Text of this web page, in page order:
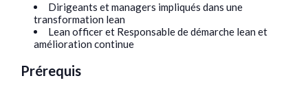
Dirigeants et managers impliqués dans une
transformation lean
Lean officer et Responsable de démarche lean et
amélioration continue
Prérequis